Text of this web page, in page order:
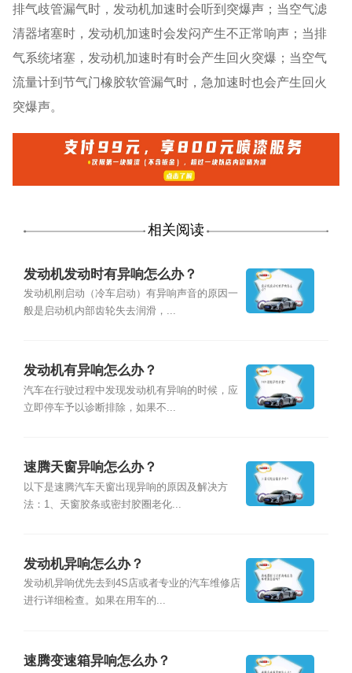
排气歧管漏气时，发动机加速时会听到突爆声；当空气滤
清器堵塞时，发动机加速时会发闷产生不正常响声；当排
气系统堵塞，发动机加速时有时会产生回火突爆；当空气
流量计到节气门橡胶软管漏气时，急加速时也会产生回火
突爆声。
相关阅读
发动机发动时有异响怎么办？
发动机刚启动（冷车启动）有异响声音的原因一
般是启动机内部齿轮失去润滑，...
发动机有异响怎么办？
汽车在行驶过程中发现发动机有异响的时候，应
立即停车予以诊断排除，如果不...
速腾天窗异响怎么办？
以下是速腾汽车天窗出现异响的原因及解决方
法：1、天窗胶条或密封胶圈老化...
发动机异响怎么办？
发动机异响优先去到4S店或者专业的汽车维修店
进行详细检查。如果在用车的...
速腾变速箱异响怎么办？